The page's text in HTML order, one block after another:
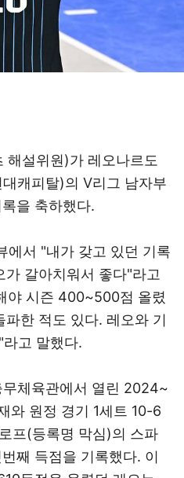
해설위원)가 레오나르도
캐피탈)의 V리그 남자부
을 축하했다.
에서 "내가 갖고 있던 기록
갈아치워서 좋다"라고
야 시즌 400~500점 올렸
한 적도 있다. 레오와 기
고 말했다.
체육관에서 열린 2024~
와 원정 경기 1세트 10-6
프(등록명 막심)의 스파
째 득점을 기록했다. 이